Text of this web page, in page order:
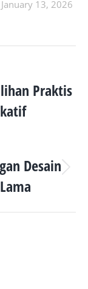
January 13, 2026
Praktis
Desain